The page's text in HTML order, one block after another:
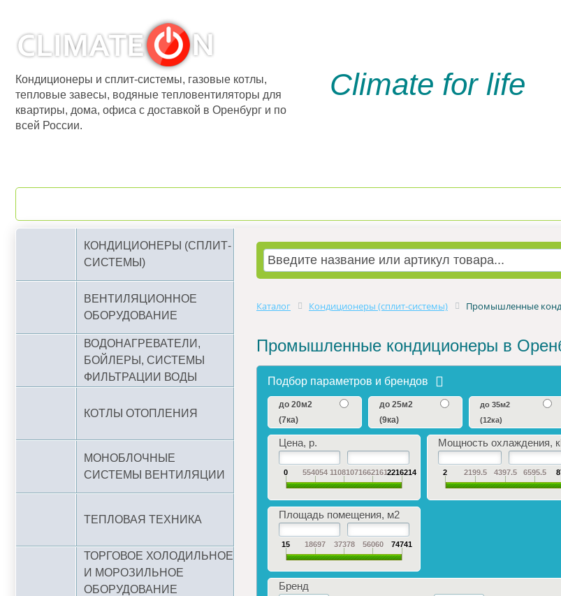
Кондиционеры и сплит-системы, газовые котлы,
тепловые завесы, водяные тепловентиляторы для
квартиры, дома, офиса с доставкой в Оренбург и по
всей России.
Climate for life
КОНДИЦИОНЕРЫ (СПЛИТ-
СИСТЕМЫ)
ВЕНТИЛЯЦИОННОЕ
ОБОРУДОВАНИЕ
ВОДОНАГРЕВАТЕЛИ,
БОЙЛЕРЫ, СИСТЕМЫ
ФИЛЬТРАЦИИ ВОДЫ
КОТЛЫ ОТОПЛЕНИЯ
МОНОБЛОЧНЫЕ
СИСТЕМЫ ВЕНТИЛЯЦИИ
ТЕПЛОВАЯ ТЕХНИКА
ТОРГОВОЕ ХОЛОДИЛЬНОЕ
И МОРОЗИЛЬНОЕ
ОБОРУДОВАНИЕ
Каталог Кондиционеры (сплит-системы) Промышленные
Промышленные кондиционеры в
Подбор параметров и брендов
до 20м2
(7ка)
до 25м2
(9ка)
до 35м2
(12ка)
Цена, р.
0 554054 110810716621612216214
Мощность охлаждения,
2 2199.5 4397.5 6595.5
Площадь помещения, м2
15 18697 37378 56060 74741
Бренд